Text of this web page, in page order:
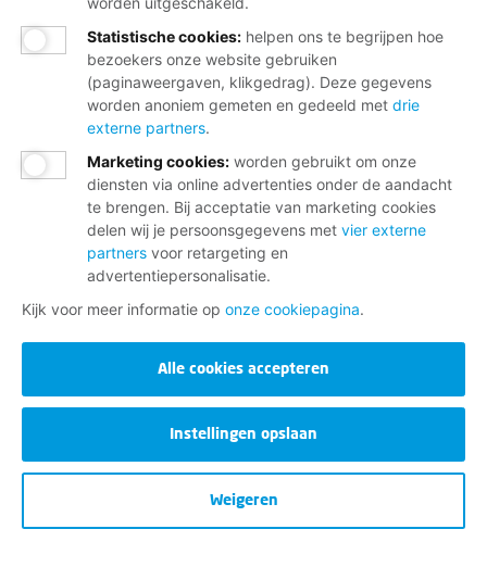
Statistische cookies: helpen ons te begrijpen hoe
bezoekers onze website gebruiken
(paginaweergaven, klikgedrag). Deze gegevens
worden anoniem gemeten en gedeeld met drie
externe partners.
Marketing cookies: worden gebruikt om onze
diensten via online advertenties onder de aandacht
te brengen. Bij acceptatie van marketing cookies
delen wij je persoonsgegevens met vier externe
partners voor retargeting en
advertentiepersonalisatie.
Kijk voor meer informatie op onze cookiepagina.
Alle cookies accepteren
Instellingen opslaan
Weigeren